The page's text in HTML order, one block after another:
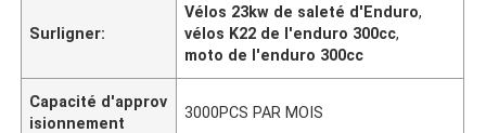
Surligner:
Vélos 23kw de saleté d'Enduro,
vélos K22 de l'enduro 300cc,
moto de l'enduro 300cc
Capacité d'approv
isionnement
3000PCS PAR MOIS